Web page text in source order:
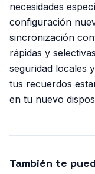
necesidades
configuración
sincronización
rápidas y
seguridad locales
tus recuerdos
en tu nuevo
También te